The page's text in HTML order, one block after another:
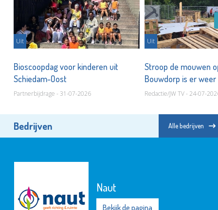
Uit
Bioscoopdag voor kinderen uit
Schiedam-Oost
Partnerbijdrage - 31-07-2026
Uit
Stroop de mouwen
Bouwdorp is er weer
Redactie/JW TV - 24-07-
Bedrijven Alle bedrijven
Naut
Bekijk de pagina